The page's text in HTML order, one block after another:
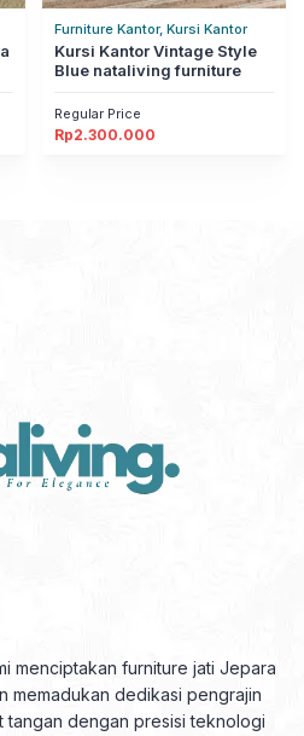
Furniture Kantor, Kursi Kantor
Kursi Kantor Vintage Style
Blue nataliving furniture
Regular Price
Rp2.300.000
menciptakan furniture jati Jepara
memadukan dedikasi pengrajin
tangan dengan presisi teknologi